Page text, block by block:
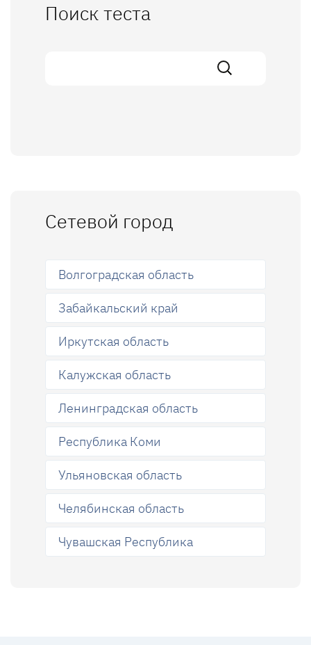
Поиск теста
Сетевой город
Волгоградская область
Забайкальский край
Иркутская область
Калужская область
Ленинградская область
Республика Коми
Ульяновская область
Челябинская область
Чувашская Республика